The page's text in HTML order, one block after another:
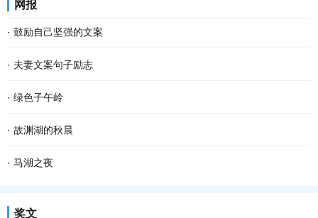
网报
· 鼓励自己坚强的文案
· 夫妻文案句子励志
· 绿色子午岭
· 故渊湖的秋晨
· 马湖之夜
奖文